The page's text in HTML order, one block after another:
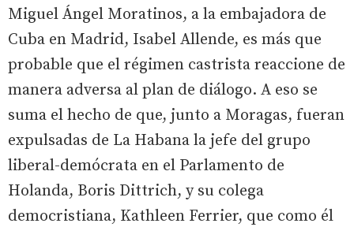
Miguel Ángel Moratinos, a la embajadora de
Cuba en Madrid, Isabel Allende, es más que
probable que el régimen castrista reaccione de
manera adversa al plan de diálogo. A eso se
suma el hecho de que, junto a Moragas, fueran
expulsadas de La Habana la jefe del grupo
liberal-demócrata en el Parlamento de
Holanda, Boris Dittrich, y su colega
democristiana, Kathleen Ferrier, que como él